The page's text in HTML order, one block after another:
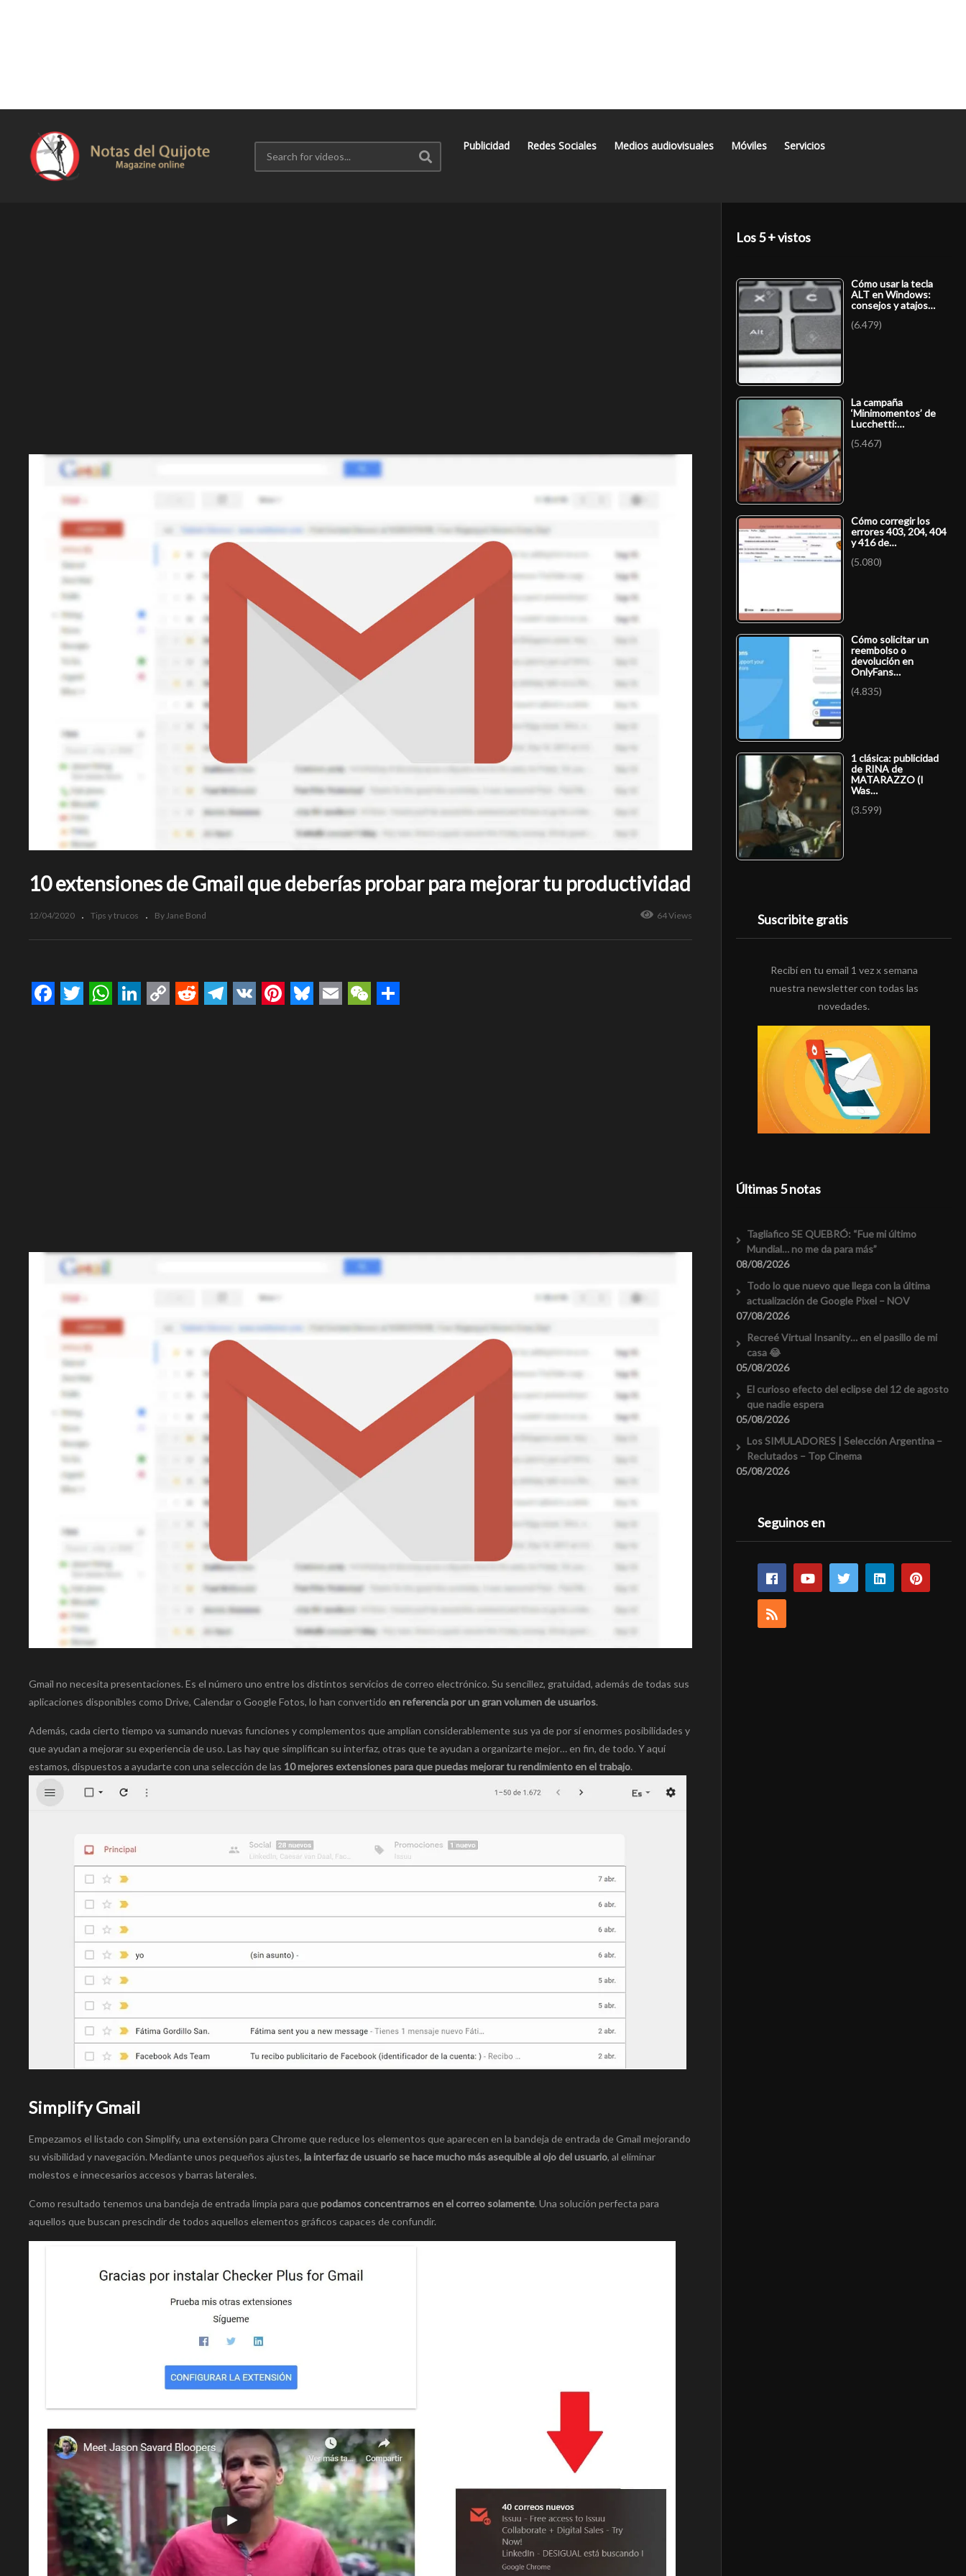
Publicidad Redes Sociales Medios audiovisuales Móviles Servicios
10 extensiones de Gmail que deberías probar para mejorar tu productividad
12/04/2020 Tips y trucos By Jane Bond 64 Views
Gmail no necesita presentaciones. Es el número uno entre los distintos servicios de correo electrónico. Su sencillez, gratuidad, además de todas sus
aplicaciones disponibles como Drive, Calendar o Google Fotos, lo han convertido en referencia por un gran volumen de usuarios.
Además, cada cierto tiempo va sumando nuevas funciones y complementos que amplían considerablemente sus ya de por sí enormes posibilidades y
que ayudan a mejorar su experiencia de uso. Las hay que simplifican su interfaz, otras que te ayudan a organizarte mejor… en fin, de todo. Y aquí
estamos, dispuestos a ayudarte con una selección de las 10 mejores extensiones para que puedas mejorar tu rendimiento en el trabajo.
Simplify Gmail
Empezamos el listado con Simplify, una extensión para Chrome que reduce los elementos que aparecen en la bandeja de entrada de Gmail mejorando
su visibilidad y navegación. Mediante unos pequeños ajustes, la interfaz de usuario se hace mucho más asequible al ojo del usuario, al eliminar
molestos e innecesarios accesos y barras laterales.
Como resultado tenemos una bandeja de entrada limpia para quepodamos concentrarnos en el correo solamente. Una solución perfecta para
aquellos que buscan prescindir de todos aquellos elementos gráficos capaces de confundir.
Los 5 + vistos
Cómo usar la tecla
ALT en Windows:
consejos y atajos…
(6.479)
La campaña
‘Minimomentos’ de
Lucchetti:…
(5.467)
Cómo corregir los
errores 403, 204, 404
y 416 de…
(5.080)
Cómo solicitar un
reembolso o
devolución en
OnlyFans…
(4.835)
1 clásica: publicidad
de RINA de
MATARAZZO (I
Was…
(3.599)
Suscribite gratis
Recibí en tu email 1 vez x semana
nuestra newsletter con todas las
novedades.
Últimas 5 notas
Tagliafico SE QUEBRÓ: “Fue mi último
Mundial… no me da para más”
08/08/2026
Todo lo que nuevo que llega con la última
actualización de Google Pixel – NOV
07/08/2026
Recreé Virtual Insanity… en el pasillo de mi
casa 😂
05/08/2026
El curioso efecto del eclipse del 12 de agosto
que nadie espera
05/08/2026
Los SIMULADORES | Selección Argentina –
Reclutados – Top Cinema
05/08/2026
Seguinos en